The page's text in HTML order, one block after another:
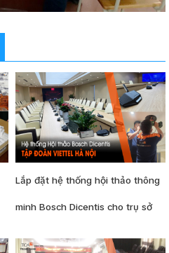
Lắp đặt hệ thống hội thảo thông
minh Bosch Dicentis cho trụ sở